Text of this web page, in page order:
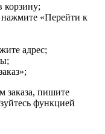
корзину;
нажмите «Перейти к
адрес;
заказа, пишите
функцией